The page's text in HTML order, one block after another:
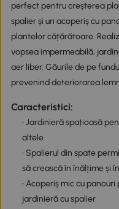
perfect pentru creșterea
spalier și un acoperiș cu
plantelor cățărătoare.
vopsea impermeabilă,
aer liber. Găurile de pe
prevenind deteriorarea
Caracteristici:
• Jardinieră spațioasă
altele
• Spalierul din spate
să crească în înălțime și
• Acoperiș mic cu
jardinieră cu spalier